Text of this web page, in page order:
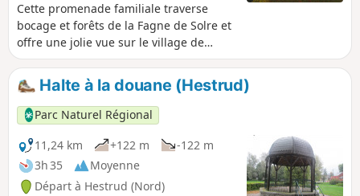
Cette promenade familiale traverse
bocage et forêts de la Fagne de Solre et
offre une jolie vue sur le village de
Bérelles. En période de chasse, des tirs
à balle dans le bois de Boutigny invitent
à la prudence et à ne pas quitter
lesentier balisé (calendrier en mairie).
Halte à la douane (Hestrud)
Parc Naturel Régional
11,24 km
+122 m
-122 m
3h 35
Moyenne
Départ à Hestrud (Nord)